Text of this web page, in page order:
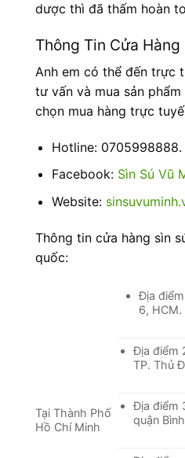
dược thì đã thấm hoàn
Thông Tin Cửa Hàng
Anh em có thể đến trực
tư vấn và mua sản
chọn mua hàng trực
Hotline: 0705998888.
Facebook: Sìn Sú Vũ
Website:
Thông tin cửa hàng sìn
quốc:
Tại Thành Phố
Hồ Chí Minh
Địa
6, HCM.
Địa điểm
TP. Thủ
Địa điểm
quận